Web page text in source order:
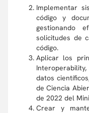
Implementar
código y
gestionando
solicitudes de
código.
Aplicar los
datos
de Ciencia
de 2022 del
Crear y